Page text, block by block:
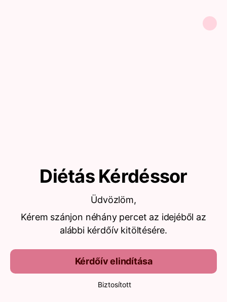
Diétás Kérdéssor
Üdvözlöm,
Kérem szánjon néhány percet az idejéből az
alábbi kérdőív kitöltésére.
Kérdőív elindítása
Biztosított